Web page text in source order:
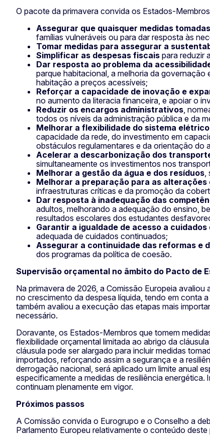
O pacote da primavera convida os Estados-
Assegurar que quaisquer medidas
famílias vulneráveis ou para dar resposta às
Tomar medidas para assegurar a
Simplificar as despesas fiscais para reduzir
Dar resposta ao problema da
parque habitacional, a melhoria da
habitação a preços acessíveis;
Reforçar a capacidade de inovação e
no aumento da literacia financeira, e apoiar o
Reduzir os encargos administrativos,
todos os níveis da administração pública e da
Melhorar a flexibilidade do sistema
capacidade da rede, do investimento em
obstáculos regulamentares e da orientação do
Acelerar a descarbonização dos
simultaneamente os investimentos nos
Melhorar a gestão da água e dos resíduos,
Melhorar a preparação para as alterações
infraestruturas críticas e da promoção da
Dar resposta à inadequação das
adultos, melhorando a adequação do ensino,
resultados escolares dos estudantes
Garantir a igualdade de acesso a
adequada de cuidados continuados;
Assegurar a continuidade das reformas e
dos programas da política de coesão.
Supervisão orçamental no âmbito do Pacto de
Na primavera de 2026, a Comissão Europeia
no crescimento da despesa líquida, tendo em conta
também avaliou a execução das etapas mais
necessário.
Doravante, os Estados-Membros que tomem
flexibilidade orçamental limitada ao abrigo da
cláusula pode ser alargado para incluir medidas
importados, reforçando assim a segurança e a
derrogação nacional, será aplicado um limite anual
especificamente a medidas de resiliência
continuam plenamente em vigor.
Próximos passos
A Comissão convida o Eurogrupo e o Conselho a
Parlamento Europeu relativamente o conteúdo